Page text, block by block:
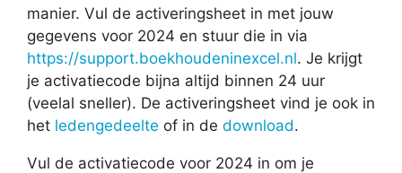
manier. Vul de activeringsheet in met jouw
gegevens voor 2024 en stuur die in via
https://support.boekhoudeninexcel.nl. Je krijgt
je activatiecode bijna altijd binnen 24 uur
(veelal sneller). De activeringsheet vind je ook in
het ledengedeelte of in de download.
Vul de activatiecode voor 2024 in om je